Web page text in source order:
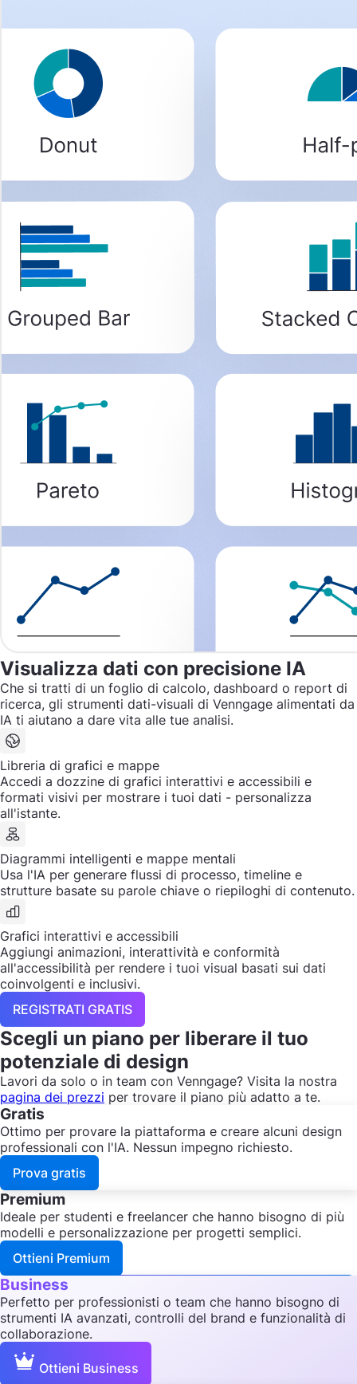
Visualizza dati con precisione IA
Che si tratti di un foglio di calcolo, dashboard o report di
ricerca, gli strumenti dati-visuali di Venngage alimentati da
IA ti aiutano a dare vita alle tue analisi.
Libreria di grafici e mappe
Accedi a dozzine di grafici interattivi e accessibili e
formati visivi per mostrare i tuoi dati - personalizza
all'istante.
Diagrammi intelligenti e mappe mentali
Usa l'IA per generare flussi di processo, timeline e
strutture basate su parole chiave o riepiloghi di contenuto.
Grafici interattivi e accessibili
Aggiungi animazioni, interattività e conformità
all'accessibilità per rendere i tuoi visual basati sui dati
coinvolgenti e inclusivi.
REGISTRATI GRATIS
Scegli un piano per liberare il tuo
potenziale di design
Lavori da solo o in team con Venngage? Visita la nostra
pagina dei prezzi per trovare il piano più adatto a te.
Gratis
Ottimo per provare la piattaforma e creare alcuni design
professionali con l'IA. Nessun impegno richiesto.
Prova gratis
Premium
Ideale per studenti e freelancer che hanno bisogno di più
modelli e personalizzazione per progetti semplici.
Ottieni Premium
Business
Perfetto per professionisti o team che hanno bisogno di
strumenti IA avanzati, controlli del brand e funzionalità di
collaborazione.
Ottieni Business